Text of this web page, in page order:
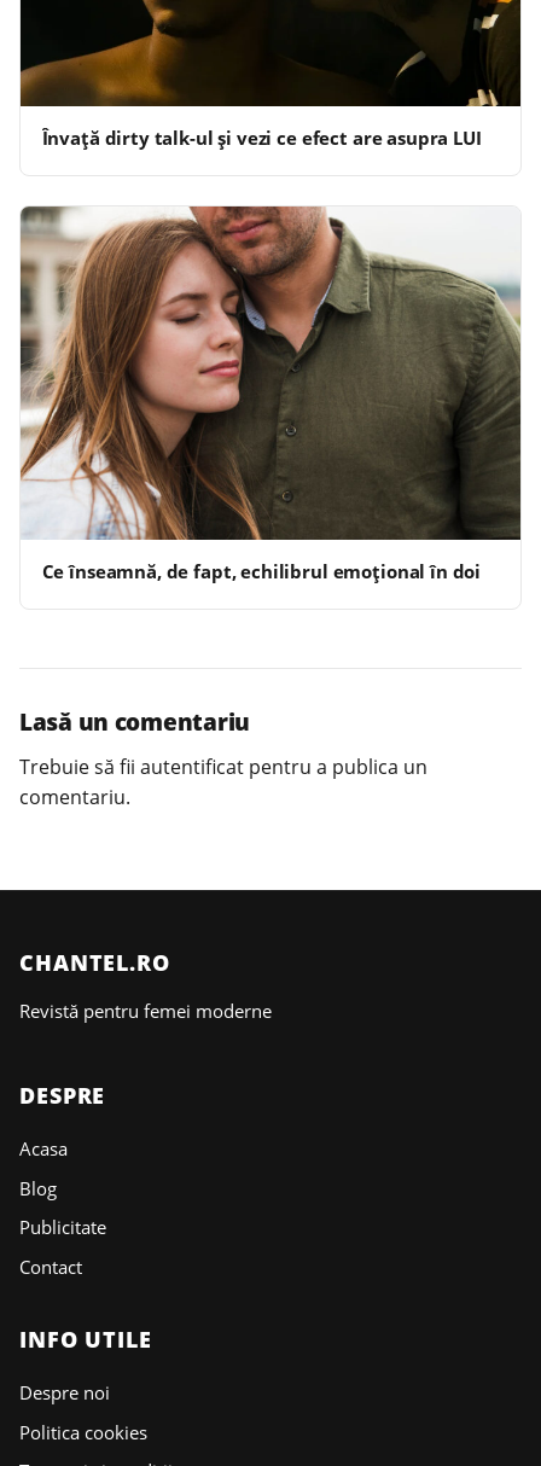
Învață dirty talk-ul și vezi ce efect are asupra LUI
Ce înseamnă, de fapt, echilibrul emoțional în doi
Lasă un comentariu
Trebuie să fii autentificat pentru a publica un
comentariu.
CHANTEL.RO
Revistă pentru femei moderne
DESPRE
Acasa
Blog
Publicitate
Contact
INFO UTILE
Despre noi
Politica cookies